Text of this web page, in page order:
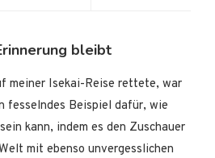
bleibt
meiner Isekai-Reise rettete, war
fesselndes Beispiel dafür, wie
kann, indem es den Zuschauer
mit ebenso unvergesslichen